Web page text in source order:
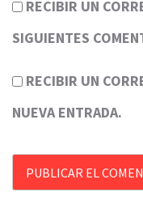
RECIBIR UN
SIGUIENTES
RECIBIR UN
NUEVA ENTRADA.